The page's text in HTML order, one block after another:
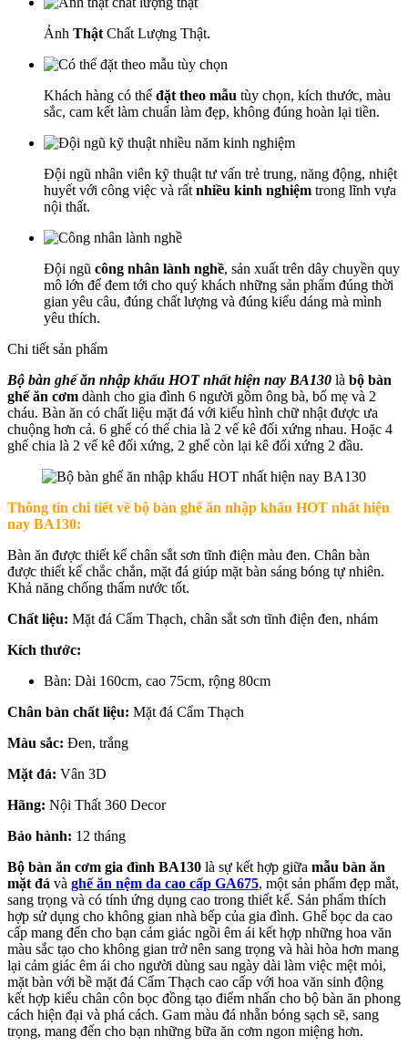
Ảnh Thật Chất Lượng Thật.
Khách hàng có thể đặt theo mẫu tùy chọn, kích thước, màu
sắc, cam kết làm chuẩn làm đẹp, không đúng hoàn lại tiền.
Đội ngũ nhân viên kỹ thuật tư vấn trẻ trung, năng động, nhiệt
huyết với công việc và rất nhiều kinh nghiệm trong lĩnh vựa
nội thất.
Đội ngũ công nhân lành nghề, sản xuất trên dây chuyền quy
mô lớn để đem tới cho quý khách những sản phẩm đúng thời
gian yêu câu, đúng chất lượng và đúng kiểu dáng mà mình
yêu thích.
Chi tiết sản phẩm
Bộ bàn ghế ăn nhập khẩu HOT nhất hiện nay BA130 là bộ bàn
ghế ăn cơm dành cho gia đình 6 người gồm ông bà, bố mẹ và 2
cháu. Bàn ăn có chất liệu mặt đá với kiểu hình chữ nhật được ưa
chuộng hơn cả. 6 ghế có thể chia là 2 vế kê đối xứng nhau. Hoặc 4
ghế chia là 2 vế kê đối xứng, 2 ghế còn lại kê đối xứng 2 đầu.
Thông tin chi tiết về bộ bàn ghế ăn nhập khẩu HOT nhất hiện
nay BA130:
Bàn ăn được thiết kế chân sắt sơn tĩnh điện màu đen. Chân bàn
được thiết kế chắc chắn, mặt đá giúp mặt bàn sáng bóng tự nhiên.
Khả năng chống thấm nước tốt.
Chất liệu: Mặt đá Cẩm Thạch, chân sắt sơn tĩnh điện đen, nhám
Kích thước:
Bàn: Dài 160cm, cao 75cm, rộng 80cm
Chân bàn chất liệu: Mặt đá Cẩm Thạch
Màu sắc: Đen, trắng
Mặt đá: Vân 3D
Hãng: Nội Thất 360 Decor
Bảo hành: 12 tháng
Bộ bàn ăn cơm gia đình BA130 là sự kết hợp giữa mẫu bàn ăn
mặt đá và ghế ăn nệm da cao cấp GA675, một sản phẩm đẹp mắt,
sang trọng và có tính ứng dụng cao trong thiết kế. Sản phẩm thích
hợp sử dụng cho không gian nhà bếp của gia đình. Ghế bọc da cao
cấp mang đến cho bạn cảm giác ngồi êm ái kết hợp những hoa văn
màu sắc tạo cho không gian trở nên sang trọng và hài hòa hơn mang
lại cảm giác êm ái cho người dùng sau ngày dài làm việc mệt mỏi,
mặt bàn với bề mặt đá Cẩm Thạch cao cấp với hoa văn sinh động
kết hợp kiểu chân côn bọc đồng tạo điểm nhấn cho bộ bàn ăn phong
cách hiện đại và phá cách. Gam màu đá nhẵn bóng sạch sẽ, sang
trọng, mang đến cho bạn những bữa ăn cơm ngon miệng hơn.